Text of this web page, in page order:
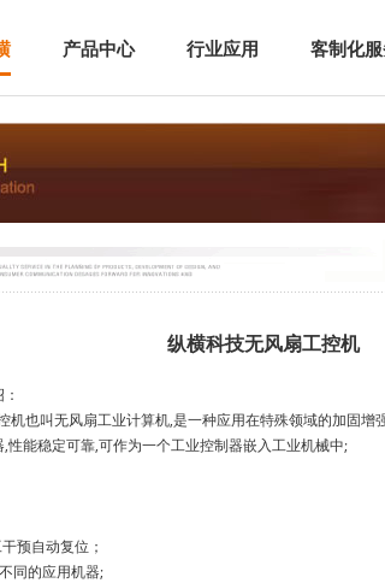
产品中心 行业应用 客制化
纵横科技无风扇工控机
机也叫无风扇工业计算机,是一种应用在特殊领域的加固
性能稳定可靠,可作为一个工业控制器嵌入工业机械中;
预自动复位；
同的应用机器;